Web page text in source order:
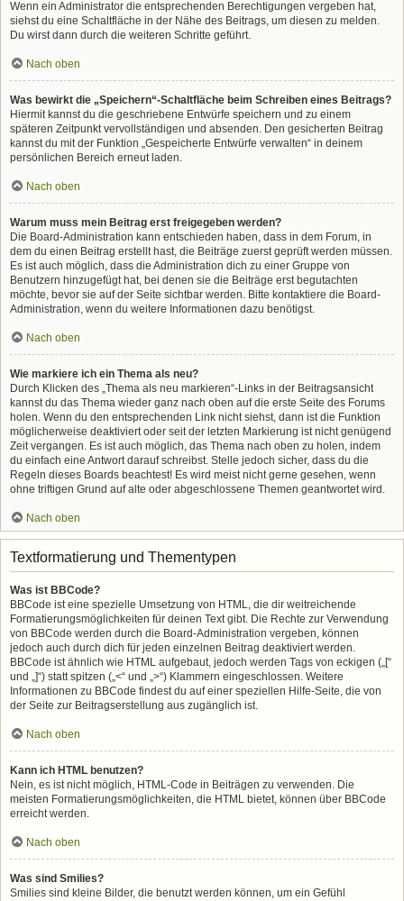
Wenn ein Administrator die entsprechenden Berechtigungen vergeben hat,
siehst du eine Schaltfläche in der Nähe des Beitrags, um diesen zu melden.
Du wirst dann durch die weiteren Schritte geführt.
Nach oben
Was bewirkt die „Speichern“-Schaltfläche beim Schreiben eines Beitrags?
Hiermit kannst du die geschriebene Entwürfe speichern und zu einem
späteren Zeitpunkt vervollständigen und absenden. Den gesicherten Beitrag
kannst du mit der Funktion „Gespeicherte Entwürfe verwalten“ in deinem
persönlichen Bereich erneut laden.
Nach oben
Warum muss mein Beitrag erst freigegeben werden?
Die Board-Administration kann entschieden haben, dass in dem Forum, in
dem du einen Beitrag erstellt hast, die Beiträge zuerst geprüft werden müssen.
Es ist auch möglich, dass die Administration dich zu einer Gruppe von
Benutzern hinzugefügt hat, bei denen sie die Beiträge erst begutachten
möchte, bevor sie auf der Seite sichtbar werden. Bitte kontaktiere die Board-
Administration, wenn du weitere Informationen dazu benötigst.
Nach oben
Wie markiere ich ein Thema als neu?
Durch Klicken des „Thema als neu markieren“-Links in der Beitragsansicht
kannst du das Thema wieder ganz nach oben auf die erste Seite des Forums
holen. Wenn du den entsprechenden Link nicht siehst, dann ist die Funktion
möglicherweise deaktiviert oder seit der letzten Markierung ist nicht genügend
Zeit vergangen. Es ist auch möglich, das Thema nach oben zu holen, indem
du einfach eine Antwort darauf schreibst. Stelle jedoch sicher, dass du die
Regeln dieses Boards beachtest! Es wird meist nicht gerne gesehen, wenn
ohne triftigen Grund auf alte oder abgeschlossene Themen geantwortet wird.
Nach oben
Textformatierung und Thementypen
Was ist BBCode?
BBCode ist eine spezielle Umsetzung von HTML, die dir weitreichende
Formatierungsmöglichkeiten für deinen Text gibt. Die Rechte zur Verwendung
von BBCode werden durch die Board-Administration vergeben, können
jedoch auch durch dich für jeden einzelnen Beitrag deaktiviert werden.
BBCode ist ähnlich wie HTML aufgebaut, jedoch werden Tags von eckigen („[“
und „]“) statt spitzen („<“ und „>“) Klammern eingeschlossen. Weitere
Informationen zu BBCode findest du auf einer speziellen Hilfe-Seite, die von
der Seite zur Beitragserstellung aus zugänglich ist.
Nach oben
Kann ich HTML benutzen?
Nein, es ist nicht möglich, HTML-Code in Beiträgen zu verwenden. Die
meisten Formatierungsmöglichkeiten, die HTML bietet, können über BBCode
erreicht werden.
Nach oben
Was sind Smilies?
Smilies sind kleine Bilder, die benutzt werden können, um ein Gefühl